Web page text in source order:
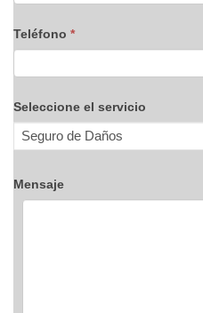
Teléfono *
Seleccione el servicio
Mensaje